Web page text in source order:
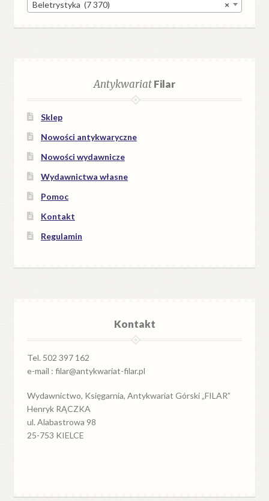
×
Beletrystyka (7 370)
AntykwariatFilar
Sklep
Nowości antykwaryczne
Nowości wydawnicze
Wydawnictwa własne
Pomoc
Kontakt
Regulamin
Kontakt
Tel. 502 397 162
e-mail : filar@antykwariat-filar.pl
Wydawnictwo, Księgarnia, Antykwariat Górski „FILAR”
Henryk RĄCZKA
ul. Alabastrowa 98
25-753 KIELCE